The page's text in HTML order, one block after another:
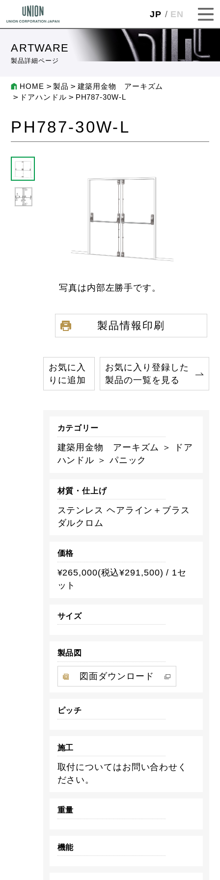
JP EN
ARTWARE
製品詳細ページ
HOME 製品
建築用金物 アーキズム
ドアハンドル
PH787-30W-L
PH787-30W-L
写真は内部左勝手です。
製品情報印刷
お気に入
りに追加
お気に入り登録した
製品の一覧を見る
カテゴリー
建築用金物 アーキズム ＞ ドア
ハンドル ＞ パニック
材質・仕上げ
ステンレス ヘアライン＋ブラス
ダルクロム
価格
¥265,000(税込¥291,500) / 1セ
ット
サイズ
製品図
図面ダウンロード
ピッチ
施工
取付についてはお問い合わせく
ださい。
重量
機能